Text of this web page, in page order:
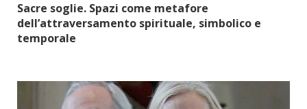
Sacre soglie. Spazi come metafore
dell’attraversamento spirituale, simbolico e
temporale